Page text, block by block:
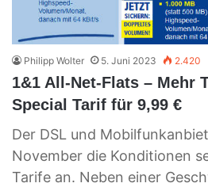
Philipp Wolter 5. Juni 2023 2.420
1&1 All-Net-Flats – Mehr
Special Tarif für 9,99 €
Der DSL und
November die Konditionen
Tarife an. Neben einer